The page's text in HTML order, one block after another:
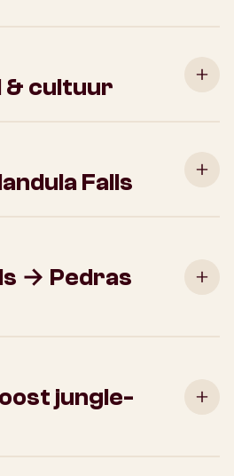
& cultuur
Falls
→ Pedras
jungle-